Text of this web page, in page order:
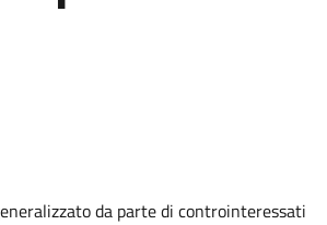
da parte di controinteressati